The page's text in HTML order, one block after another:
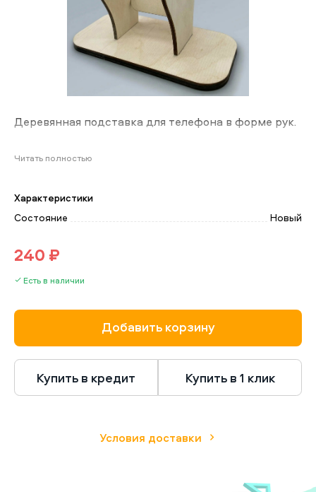
Деревянная подставка для телефона в форме рук.
Читать полностью
Характеристики
Состояние
Новый
240 ₽
Есть в наличии
Добавить корзину
Купить в кредит Купить в 1 клик
Условия доставки